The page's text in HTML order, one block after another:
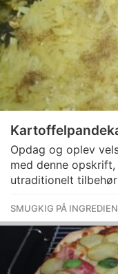
Opdag og oplev
med denne
utraditionelt
SMUGKIG PÅ